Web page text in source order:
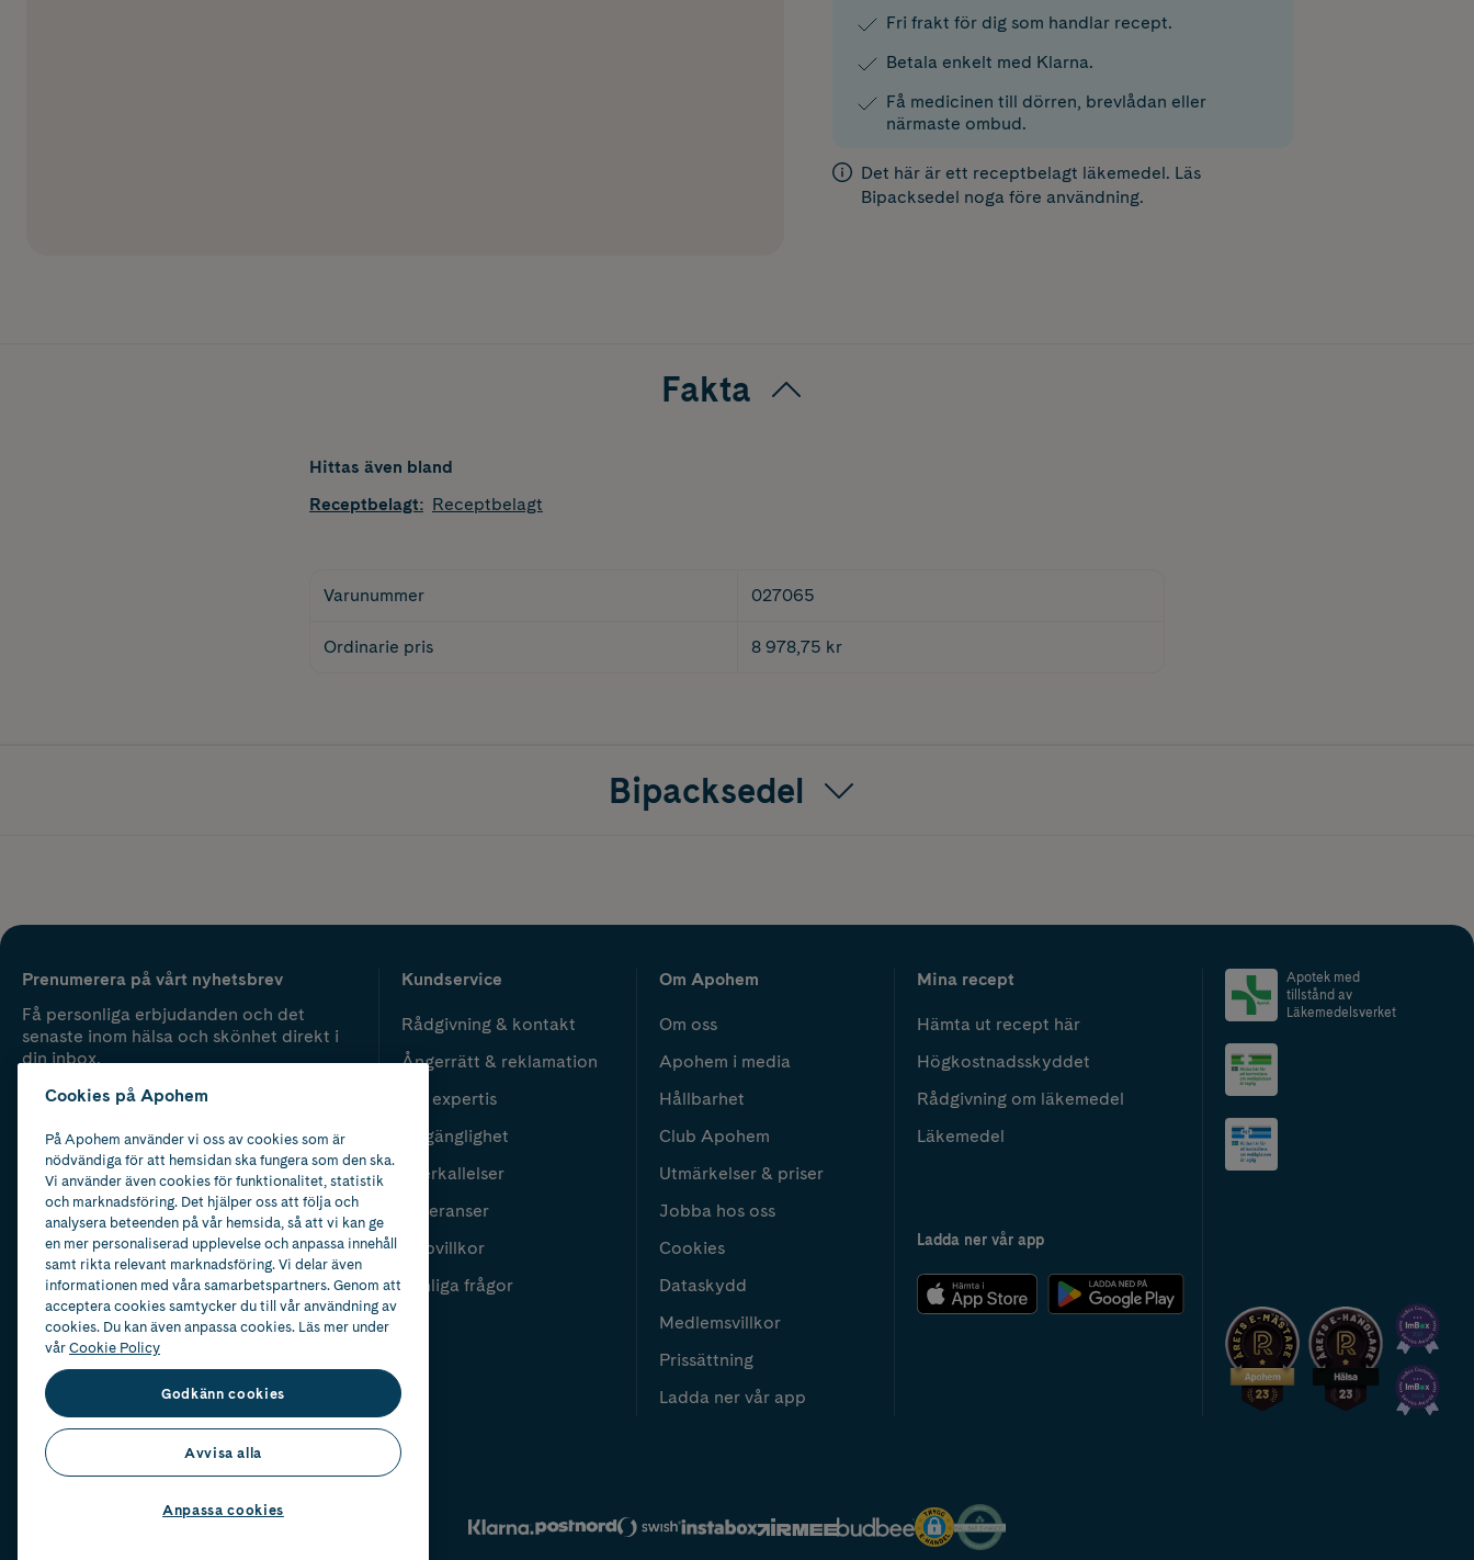
Fri frakt för dig som handlar recept.
Betala enkelt med Klarna.
Få medicinen till dörren, brevlådan eller
närmaste ombud.
Det här är ett receptbelagt läkemedel. Läs
Bipacksedel noga före användning.
Fakta
Hittas även bland
Receptbelagt: Receptbelagt
Varunummer 027065
Ordinarie pris 8 978,75 kr
Bipacksedel
Prenumerera på vårt nyhetsbrev
Få personliga erbjudanden och det
senaste inom hälsa och skönhet direkt i
din inbox.
Kundservice
Rådgivning & kontakt
Ångerrätt & reklamation
Vår expertis
Tillgänglighet
Återkallelser
Leveranser
Köpvillkor
Vanliga frågor
Om Apohem
Om oss
Apohem i media
Hållbarhet
Club Apohem
Utmärkelser & priser
Jobba hos oss
Cookies
Dataskydd
Medlemsvillkor
Prissättning
Ladda ner vår app
Mina recept
Hämta ut recept här
Högkostnadsskyddet
Rådgivning om läkemedel
Läkemedel
Ladda ner vår app
Apotek med
tillstånd av
Läkemedelsverket
2024
Cookies på Apohem
På Apohem använder vi oss av cookies som är
nödvändiga för att hemsidan ska fungera som den ska.
Vi använder även cookies för funktionalitet, statistik
och marknadsföring. Det hjälper oss att följa och
analysera beteenden på vår hemsida, så att vi kan ge
en mer personaliserad upplevelse och anpassa innehåll
samt rikta relevant marknadsföring. Vi delar även
informationen med våra samarbetspartners. Genom att
acceptera cookies samtycker du till vår användning av
cookies. Du kan även anpassa cookies. Läs mer under
vårCookie Policy
Godkänn cookies
Avvisa alla
Anpassa cookies